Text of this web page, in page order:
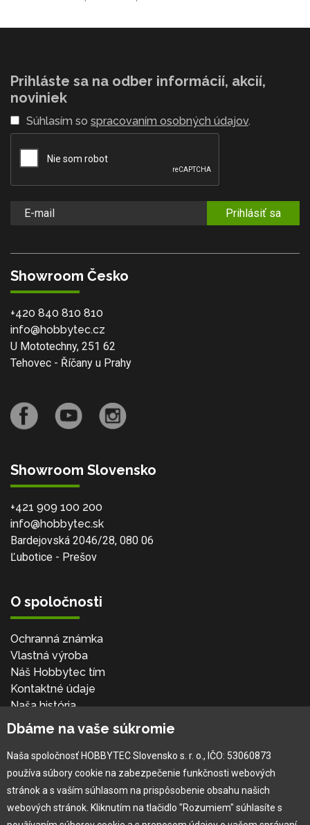
Prihláste sa na odber informácií, akcií,
noviniek
Súhlasím so spracovaním osobných údajov.
Prihlásiť sa
Showroom Česko
+420 840 810 810
info@hobbytec.cz
U Mototechny, 251 62
Tehovec - Říčany u Prahy
Showroom Slovensko
+421 909 100 200
info@hobbytec.sk
Bardejovská 2046/28, 080 06
Ľubotice - Prešov
O spoločnosti
Ochranná známka
Vlastná výroba
Náš Hobbytec tím
Kontaktné údaje
Naša história
Kariéra
Pre zákazníka
Garancia najlepšej ceny
Užívateľský manuál
Dbáme na vaše súkromie
Naša spoločnosť HOBBYTEC Slovensko s. r. o., IČO: 53060873
používa súbory cookie na zabezpečenie funkčnosti webových
stránok a s vaším súhlasom na prispôsobenie obsahu našich
webových stránok. Kliknutím na tlačidlo "Rozumiem" súhlasíte s